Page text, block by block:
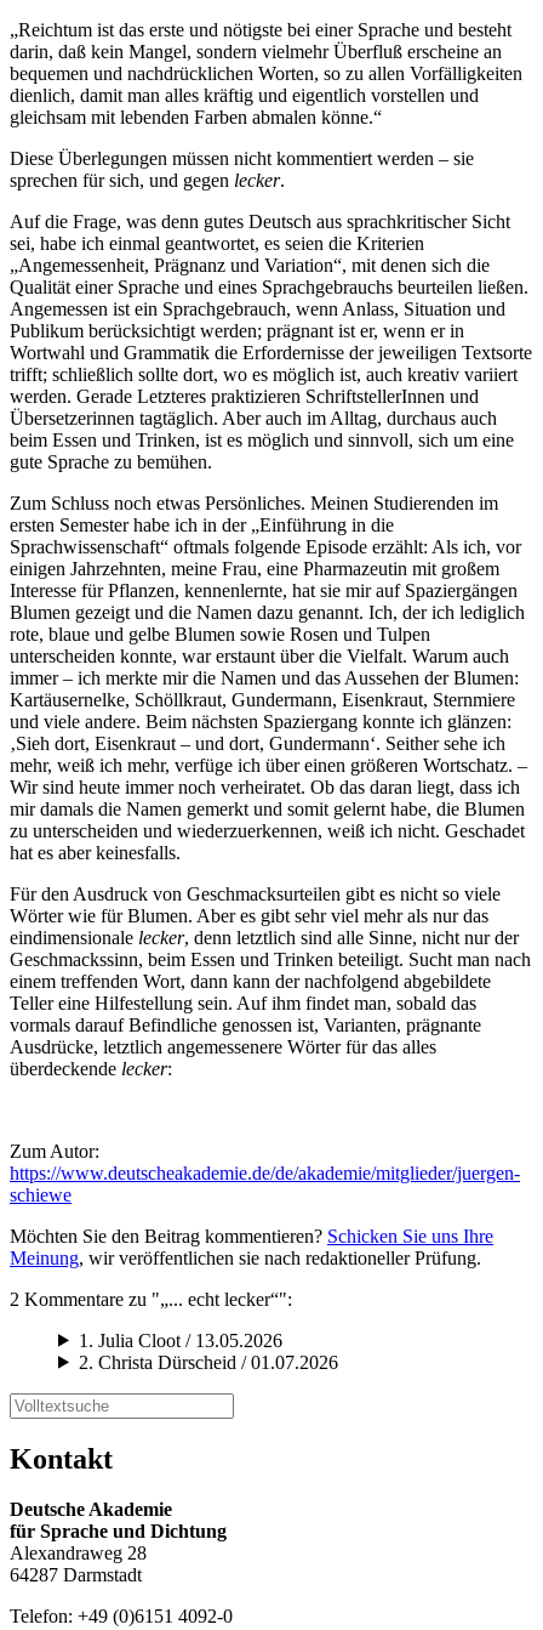
„Reichtum ist das erste und nötigste bei einer Sprache und besteht
darin, daß kein Mangel, sondern vielmehr Überfluß erscheine an
bequemen und nachdrücklichen Worten, so zu allen Vorfälligkeiten
dienlich, damit man alles kräftig und eigentlich vorstellen und
gleichsam mit lebenden Farben abmalen könne.“
Diese Überlegungen müssen nicht kommentiert werden – sie
sprechen für sich, und gegen lecker.
Auf die Frage, was denn gutes Deutsch aus sprachkritischer Sicht
sei, habe ich einmal geantwortet, es seien die Kriterien
„Angemessenheit, Prägnanz und Variation“, mit denen sich die
Qualität einer Sprache und eines Sprachgebrauchs beurteilen ließen.
Angemessen ist ein Sprachgebrauch, wenn Anlass, Situation und
Publikum berücksichtigt werden; prägnant ist er, wenn er in
Wortwahl und Grammatik die Erfordernisse der jeweiligen Textsorte
trifft; schließlich sollte dort, wo es möglich ist, auch kreativ variiert
werden. Gerade Letzteres praktizieren SchriftstellerInnen und
Übersetzerinnen tagtäglich. Aber auch im Alltag, durchaus auch
beim Essen und Trinken, ist es möglich und sinnvoll, sich um eine
gute Sprache zu bemühen.
Zum Schluss noch etwas Persönliches. Meinen Studierenden im
ersten Semester habe ich in der „Einführung in die
Sprachwissenschaft“ oftmals folgende Episode erzählt: Als ich, vor
einigen Jahrzehnten, meine Frau, eine Pharmazeutin mit großem
Interesse für Pflanzen, kennenlernte, hat sie mir auf Spaziergängen
Blumen gezeigt und die Namen dazu genannt. Ich, der ich lediglich
rote, blaue und gelbe Blumen sowie Rosen und Tulpen
unterscheiden konnte, war erstaunt über die Vielfalt. Warum auch
immer – ich merkte mir die Namen und das Aussehen der Blumen:
Kartäusernelke, Schöllkraut, Gundermann, Eisenkraut, Sternmiere
und viele andere. Beim nächsten Spaziergang konnte ich glänzen:
‚Sieh dort, Eisenkraut – und dort, Gundermann‘. Seither sehe ich
mehr, weiß ich mehr, verfüge ich über einen größeren Wortschatz. –
Wir sind heute immer noch verheiratet. Ob das daran liegt, dass ich
mir damals die Namen gemerkt und somit gelernt habe, die Blumen
zu unterscheiden und wiederzuerkennen, weiß ich nicht. Geschadet
hat es aber keinesfalls.
Für den Ausdruck von Geschmacksurteilen gibt es nicht so viele
Wörter wie für Blumen. Aber es gibt sehr viel mehr als nur das
eindimensionale lecker, denn letztlich sind alle Sinne, nicht nur der
Geschmackssinn, beim Essen und Trinken beteiligt. Sucht man nach
einem treffenden Wort, dann kann der nachfolgend abgebildete
Teller eine Hilfestellung sein. Auf ihm findet man, sobald das
vormals darauf Befindliche genossen ist, Varianten, prägnante
Ausdrücke, letztlich angemessenere Wörter für das alles
überdeckende lecker:
Zum Autor:
https://www.deutscheakademie.de/de/akademie/mitglieder/juergen-
schiewe
Möchten Sie den Beitrag kommentieren? Schicken Sie uns Ihre
Meinung, wir veröffentlichen sie nach redaktioneller Prüfung.
2 Kommentare zu "„... echt lecker“":
1. Julia Cloot / 13.05.2026
2. Christa Dürscheid / 01.07.2026
Kontakt
Deutsche Akademie
für Sprache und Dichtung
Alexandraweg 28
64287 Darmstadt
Telefon: +49 (0)6151 4092-0